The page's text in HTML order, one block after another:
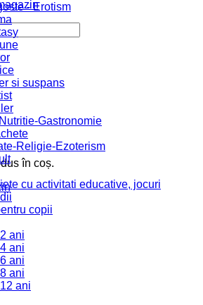
în coș.
- Erotism
si suspans
Gastronomie
Religie-Ezoterism
cu activitati educative, jocuri
copii
ani
ani
ani
ani
ani